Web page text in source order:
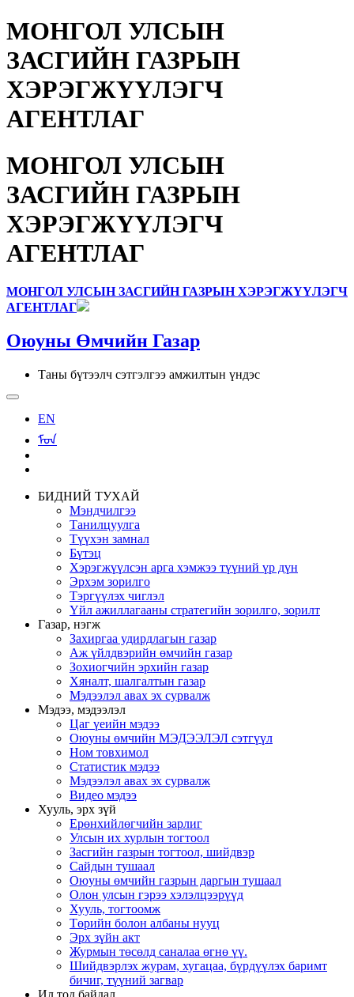
МОНГОЛ УЛСЫН
ЗАСГИЙН ГАЗРЫН
ХЭРЭГЖҮҮЛЭГЧ
АГЕНТЛАГ
МОНГОЛ УЛСЫН
ЗАСГИЙН ГАЗРЫН
ХЭРЭГЖҮҮЛЭГЧ
АГЕНТЛАГ
МОНГОЛ УЛСЫН ЗАСГИЙН ГАЗРЫН ХЭРЭГЖҮҮЛЭГЧ
АГЕНТЛАГ
Оюуны Өмчийн Газар
Таны бүтээлч сэтгэлгээ амжилтын үндэс
EN
ᠮᠣᠨ
БИДНИЙ ТУХАЙ
Мэндчилгээ
Танилцуулга
Түүхэн замнал
Бүтэц
Хэрэгжүүлсэн арга хэмжээ түүний үр дүн
Эрхэм зорилго
Тэргүүлэх чиглэл
Үйл ажиллагааны стратегийн зорилго, зорилт
Газар, нэгж
Захиргаа удирдлагын газар
Аж үйлдвэрийн өмчийн газар
Зохиогчийн эрхийн газар
Хяналт, шалгалтын газар
Мэдээлэл авах эх сурвалж
Мэдээ, мэдээлэл
Цаг үеийн мэдээ
Оюуны өмчийн МЭДЭЭЛЭЛ сэтгүүл
Ном товхимол
Статистик мэдээ
Мэдээлэл авах эх сурвалж
Видео мэдээ
Хууль, эрх зүй
Ерөнхийлөгчийн зарлиг
Улсын их хурлын тогтоол
Засгийн газрын тогтоол, шийдвэр
Сайдын тушаал
Оюуны өмчийн газрын даргын тушаал
Олон улсын гэрээ хэлэлцээрүүд
Хууль, тогтоомж
Төрийн болон албаны нууц
Эрх зүйн акт
Журмын төсөлд саналаа өгнө үү.
Шийдвэрлэх журам, хугацаа, бүрдүүлэх баримт
бичиг, түүний загвар